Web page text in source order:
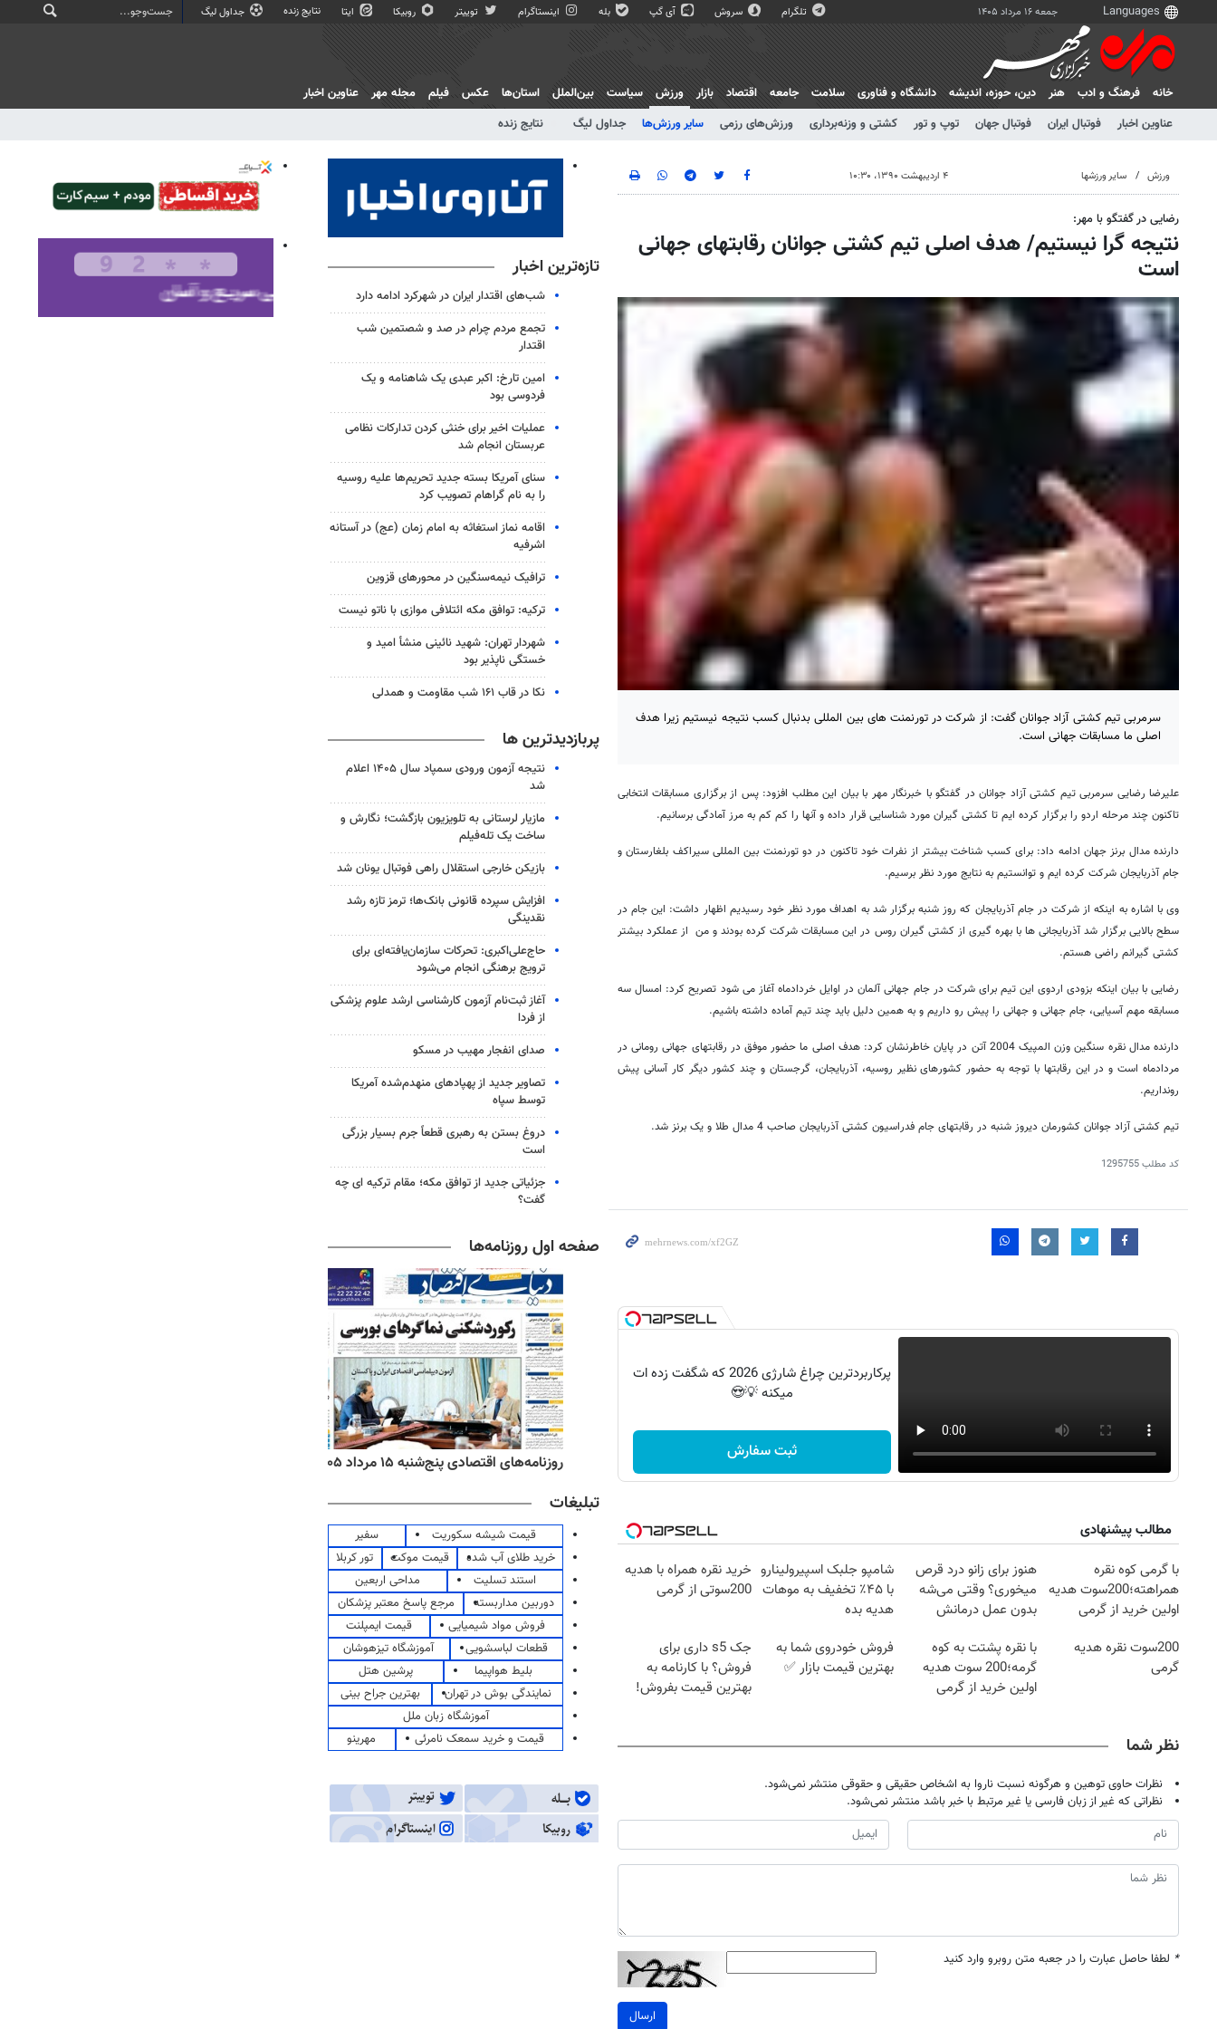
جمعه ۱۶ مرداد ۱۴۰۵ تلگرام سروش آی گپ بله اینستاگرام توییتر روبیکا ایتا نتایج زنده جداول لیگ
خانه فرهنگ و ادب هنر دين، حوزه، انديشه دانشگاه و فناوری سلامت جامعه اقتصاد بازار
ورزش
عناوین اخبار
فوتبال ایران فوتبال جهان توپ و تور کشتی و وزنه‌برداری ورزش‌های رزمی سایر ورزش‌ها جداول لیگ نتایج زنده
سیاست بین‌الملل استان‌ها عکس فیلم مجله مهر عناوین اخبار
ورزش سایر ورزشها ۴ اردیبهشت ۱۳۹۰، ۱۰:۳۰
رضایی در گفتگو با مهر:
نتیجه گرا نیستیم/ هدف اصلی تیم کشتی جوانان رقابتهای جهانی
است
سرمربی تیم کشتی آزاد جوانان گفت: از شرکت در تورنمنت های بین المللی بدنبال کسب نتیجه نیستیم زیرا هدف
اصلی ما مسابقات جهانی است.
علیرضا رضایی سرمربی تیم کشتی آزاد جوانان در گفتگو با خبرنگار مهر با بیان این مطلب افزود: پس از برگزاری مسابقات انتخابی
تاکنون چند مرحله اردو را برگزار کرده ایم تا کشتی گیران مورد شناسایی قرار داده و آنها را کم کم به مرز آمادگی برسانیم.
دارنده مدال برنز جهان ادامه داد: برای کسب شناخت بیشتر از نفرات خود تاکنون در دو تورنمنت بین المللی سیراکف بلغارستان و
جام آذربایجان شرکت کرده ایم و توانستیم به نتایج مورد نظر برسیم.
وی با اشاره به اینکه از شرکت در جام آذربایجان که روز شنبه برگزار شد به اهداف مورد نظر خود رسیدیم اظهار داشت: این جام در
سطح بالایی برگزار شد آذربایجانی ها با بهره گیری از کشتی گیران روس در این مسابقات شرکت کرده بودند و من از عملکرد بیشتر
کشتی گیرانم راضی هستم.
رضایی با بیان اینکه بزودی اردوی این تیم برای شرکت در جام جهانی آلمان در اوایل خردادماه آغاز می شود تصریح کرد: امسال سه
مسابقه مهم آسیایی، جام جهانی و جهانی را پیش رو داریم و به همین دلیل باید چند تیم آماده داشته باشیم.
دارنده مدال نقره سنگین وزن المپیک 2004 آتن در پایان خاطرنشان کرد: هدف اصلی ما حضور موفق در رقابتهای جهانی رومانی در
مردادماه است و در این رقابتها با توجه به حضور کشورهای نظیر روسیه، آذربایجان، گرجستان و چند کشور دیگر کار آسانی پیش
رونداریم.
تیم کشتی آزاد جوانان کشورمان دیروز شنبه در رقابتهای جام فدراسیون کشتی آذربایجان صاحب 4 مدال طلا و یک برنز شد.
کد مطلب1295755
پرکاربردترین چراغ شارژی 2026 که شگفت زده ات
میکنه 💡😍
ثبت سفارش
مطالب پیشنهادی
با گرمی کوه نقره
همراهته؛200سوت هدیه
اولین خرید از گرمی
هنوز برای زانو درد قرص
میخوری؟ وقتی می‌شه
بدون عمل درمانش
شامپو جلبک اسپیرولینارو
با ۴۵٪ تخفیف به موهات
هدیه بده
خرید نقره همراه با هدیه
200سوتی از گرمی
200سوت نقره هدیه
گرمی
با نقره پشتت به کوه
گرمه؛200 سوت هدیه
اولین خرید از گرمی
فروش خودروی شما به
بهترین قیمت بازار ✅
جک s5 داری برای
فروش؟ با کارنامه به
بهترین قیمت بفروش!
نظر شما
نظرات حاوی توهین و هرگونه نسبت ناروا به اشخاص حقیقی و حقوقی منتشر نمی‌شود.
نظراتی که غیر از زبان فارسی یا غیر مرتبط با خبر باشد منتشر نمی‌شود.
* لطفا حاصل عبارت را در جعبه متن روبرو وارد کنید
ارسال
تازه‌ترین اخبار
شب‌های اقتدار ایران در شهرکرد ادامه دارد
تجمع مردم چرام در صد و شصتمین شب
اقتدار
امین تارخ: اکبر عبدی یک شاهنامه و یک
فردوسی بود
عملیات اخیر برای خنثی کردن تدارکات نظامی
عربستان انجام شد
سنای آمریکا بسته جدید تحریم‌ها علیه روسیه
را به نام گراهام تصویب کرد
اقامه نماز استغاثه به امام زمان (عج) در آستانه
اشرفیه
ترافیک نیمه‌سنگین در محورهای قزوین
ترکیه: توافق مکه ائتلافی موازی با ناتو نیست
شهردار تهران: شهید نائینی منشأ امید و
خستگی‌ ناپذیر بود
نکا در قاب ۱۶۱ شب مقاومت و همدلی
پربازدیدترین ها
نتیجه آزمون ورودی سمپاد سال ۱۴۰۵ اعلام
شد
مازیار لرستانی به تلویزیون بازگشت؛ نگارش و
ساخت یک تله‌فیلم
بازیکن خارجی استقلال راهی فوتبال یونان شد
افزایش سپرده قانونی بانک‌ها؛ ترمز تازه رشد
نقدینگی
حاج‌علی‌اکبری: تحرکات سازمان‌یافته‌ای برای
ترویج برهنگی انجام می‌شود
آغاز ثبت‌نام‌ آزمون کارشناسی ارشد علوم پزشکی
از فردا
صدای انفجار مهیب در مسکو
تصاویر جدید از پهپادهای منهدم‌شده آمریکا
توسط سپاه
دروغ بستن به رهبری قطعاً جرم بسیار بزرگی
است
جزئیاتی جدید از توافق مکه؛ مقام ترکیه ای چه
گفت؟
صفحه اول روزنامه‌ها
روزنامه‌های صبح پنج‌شنبه ۱۵ مرداد ۱۴۰۵ روزنامه‌های ورزشی پنج‌شنبه ۱۵ مرداد ۱۴۰۵ روزنامه‌های اقتصادی پنج‌شنبه ۱۵ مرداد ۱۴۰۵
تبلیغات
قیمت شیشه سکوریت
سفیر
خرید طلای آب شده
قیمت موکت
تور کربلا
استند تسلیت
مداحی اربعین
دوربین مداربسته
مرجع پاسخ معتبر پزشکان
فروش مواد شیمیایی
قیمت ایمپلنت
قطعات لباسشویی
آموزشگاه تیزهوشان
بلیط هواپیما
پرشین هتل
نمایندگی بوش در تهران
بهترین جراح بینی
آموزشگاه زبان ملل
قیمت و خرید سمعک نامرئی
مهرینو